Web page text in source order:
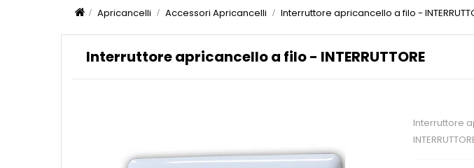
Apricancelli Accessori Apricancelli Interruttore apricancello a filo -
Interruttore apricancello a filo - INTERRUTTORE
Interruttore